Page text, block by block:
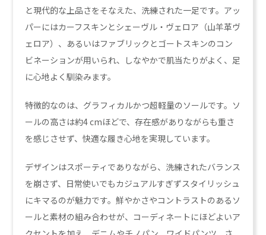
と現代的な上品さをそなえた、洗練された一足です。アッ
パーにはカーフスキンとシェーヴル・ヴェロア（山羊革ヴ
ェロア）、あるいはファブリックとゴートスキンのコン
ビネーションが用いられ、しなやかで肌当たりがよく、足
に心地よく馴染みます。
特徴的なのは、グラフィカルかつ超軽量のソールです。ソ
ールの高さは約4 cmほどで、存在感がありながらも重さ
を感じさせず、快適な履き心地を実現しています。
デザインはスポーティでありながら、洗練されたバランス
を崩さず、日常使いでもカジュアルすぎずスタイリッシュ
にキマるのが魅力です。鮮やかさやコントラストのあるソ
ールと素材の組み合わせが、コーディネートにほどよいア